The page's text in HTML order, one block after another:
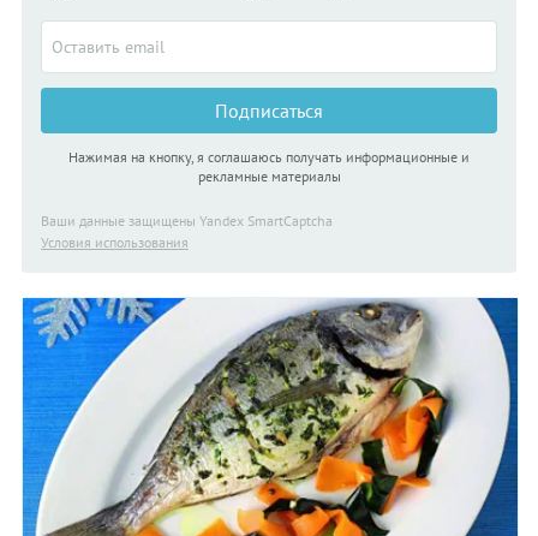
Подписаться
Нажимая на кнопку, я соглашаюсь получать информационные и
рекламные материалы
Ваши данные защищены Yandex SmartCaptcha
Условия использования